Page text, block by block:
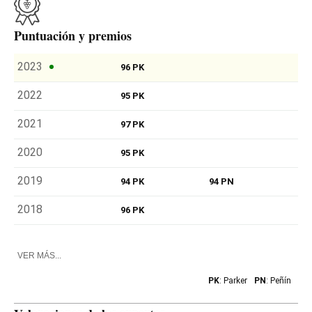
magnífica garnacha de clima frío.
Puntuación y premios
2023 96 PK
2022 95 PK
2021 97 PK
2020 95 PK
2019 94 PK 94 PN
2018 96 PK
VER MÁS...
PK: Parker PN: Peñín